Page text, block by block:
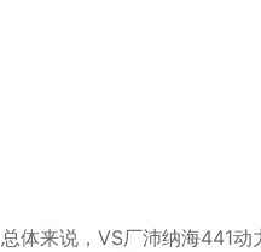
总体来说，VS厂沛纳海441